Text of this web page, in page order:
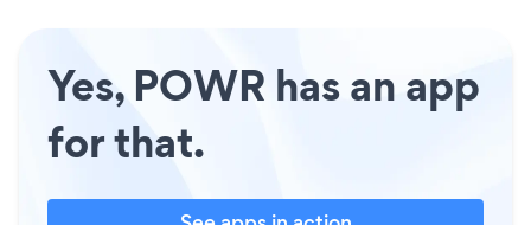
Yes, POWR has an app
for that.